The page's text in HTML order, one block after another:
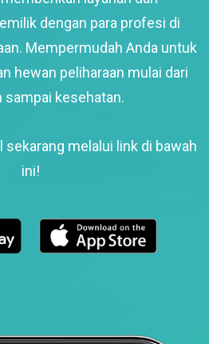
dengan para profesi di
Mempermudah Anda untuk
hewan peliharaan mulai dari
sampai kesehatan.
sekarang melalui link di bawah
ini!